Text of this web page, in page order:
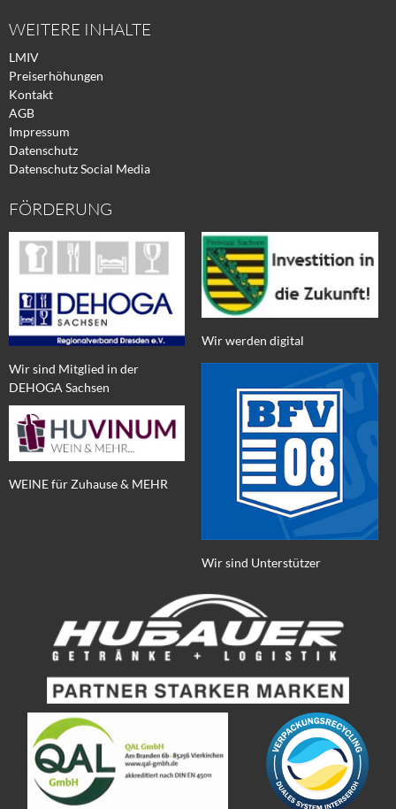
WEITERE INHALTE
LMIV
Preiserhöhungen
Kontakt
AGB
Impressum
Datenschutz
Datenschutz Social Media
FÖRDERUNG
Wir sind Mitglied in der
DEHOGA Sachsen
WEINE für Zuhause & MEHR
Wir werden digital
Wir sind Unterstützer